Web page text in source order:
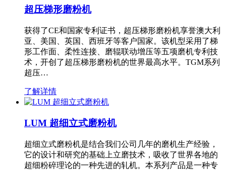
超压梯形磨粉机
获得了CE和国家专利证书，超压梯形磨粉机享誉澳大利
亚、美国、英国、西班牙等客户国家。该机型采用了梯
形工作面、柔性连接、磨辊联动增压等五项磨机专利技
术，开创了超压梯形磨粉机的世界最高水平。TGM系列
超压…
了解详情
LUM 超细立式磨粉机
超细立式磨粉机是结合我们公司几年的磨机生产经验，
它的设计和研究的基础上立磨技术，吸收了世界各地的
超细粉碎理论的一种先进的轧机。本系列产品是一种专